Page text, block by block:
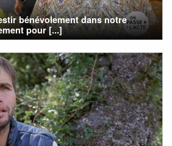
bénévolement dans notre
pour [...]